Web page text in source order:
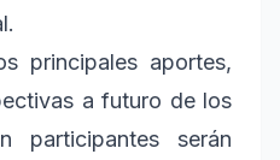
principales aportes,
a futuro de los
participantes serán